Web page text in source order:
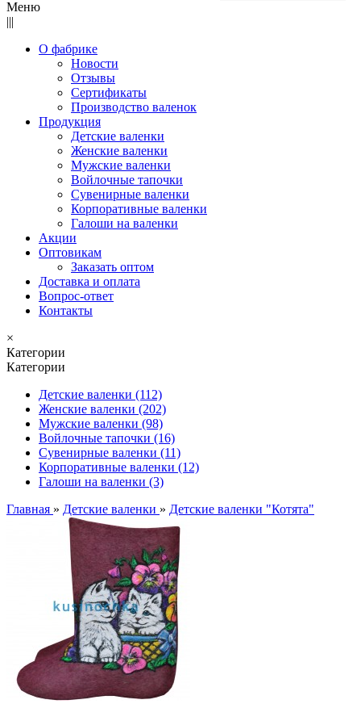
Меню
|||
О фабрике
Новости
Отзывы
Сертификаты
Производство валенок
Продукция
Детские валенки
Женские валенки
Мужские валенки
Войлочные тапочки
Сувенирные валенки
Корпоративные валенки
Галоши на валенки
Акции
Оптовикам
Заказать оптом
Доставка и оплата
Вопрос-ответ
Контакты
×
Категории
Категории
Детские валенки (112)
Женские валенки (202)
Мужские валенки (98)
Войлочные тапочки (16)
Сувенирные валенки (11)
Корпоративные валенки (12)
Галоши на валенки (3)
Главная » Детские валенки » Детские валенки "Котята"